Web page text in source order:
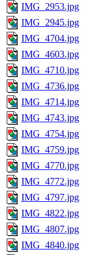
IMG_2953.jpg
IMG_2945.jpg
IMG_4704.jpg
IMG_4603.jpg
IMG_4710.jpg
IMG_4736.jpg
IMG_4714.jpg
IMG_4743.jpg
IMG_4754.jpg
IMG_4759.jpg
IMG_4770.jpg
IMG_4772.jpg
IMG_4797.jpg
IMG_4822.jpg
IMG_4807.jpg
IMG_4840.jpg